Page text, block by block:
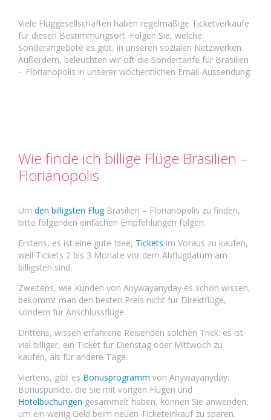
Viele Fluggesellschaften haben regelmäßige Ticketverkäufe
für diesen Bestimmungsort. Folgen Sie, welche
Sonderangebote es gibt, in unseren sozialen Netzwerken.
Außerdem, beleuchten wir oft die Sondertarife für Brasilien
– Florianopolis in unserer wöchentlichen Email-Aussendung.
Wie finde ich billige Flüge Brasilien –
Florianopolis
Um den billigsten FlugBrasilien – Florianopolis zu finden,
bitte folgenden einfachen Empfehlungen folgen.
Erstens, es ist eine gute Idee, Tickets im Voraus zu kaufen,
weil Tickets 2 bis 3 Monate vor dem Abflugdatum am
billigsten sind.
Zweitens, wie Kunden von Anywayanyday es schon wissen,
bekommt man den besten Preis nicht für Direktflüge,
sondern für Anschlussflüge.
Drittens, wissen erfahrene Reisenden solchen Trick: es ist
viel billiger, ein Ticket für Dienstag oder Mittwoch zu
kaufen, als für andere Tage.
Viertens, gibt es Bonusprogramm von Anywayanyday:
Bonuspunkte, die Sie mit vorigen Flügen und
Hotelbuchungen gesammelt haben, können Sie anwenden,
um ein wenig Geld beim neuen Ticketeinkauf zu sparen.